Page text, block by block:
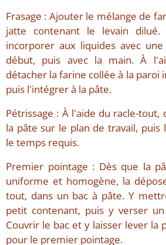
Frasage : Ajouter le mélange de
jatte contenant le levain dilué.
incorporer aux liquides avec
début, puis avec la main. À
détacher la farine collée à la paroi
puis l'intégrer à la pâte.
Pétrissage : À l'aide du racle-
la pâte sur le plan de travail,
le temps requis.
Premier pointage : Dès que la
uniforme et homogène, la
tout, dans un bac à pâte. Y
petit contenant, puis y verser
Couvrir le bac et y laisser lever la
pour le premier pointage.